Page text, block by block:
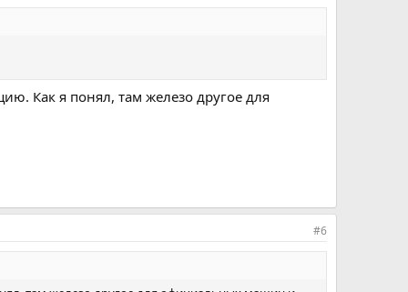
Как я понял, там железо другое для
#6